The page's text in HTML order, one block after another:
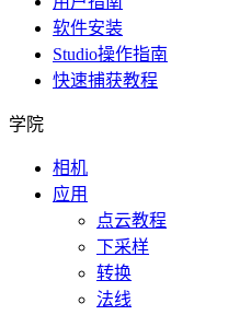
软件安装
Studio操作指南
快速捕获教程
学院
相机
应用
点云教程
下采样
转换
法线